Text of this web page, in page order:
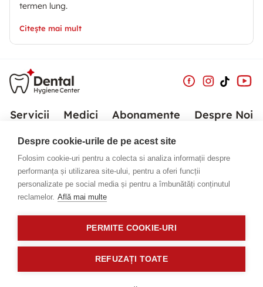
termen lung.
Citește mai mult
Servicii Medici Abonamente Despre Noi
Noutăți Contact
Telefon:0773 856 287
E-Mail:receptie@dentalhygienecenter.ro
Luni - Duminică
09:00 - 21:00
Copyright ©2026
Despre cookie-urile de pe acest site
Folosim cookie-uri pentru a colecta si analiza informații despre
performanța și utilizarea site-ului, pentru a oferi funcții
personalizate pe social media și pentru a îmbunătăți conținutul
reclamelor. Află mai multe
PERMITE COOKIE-URI
REFUZAȚI TOATE